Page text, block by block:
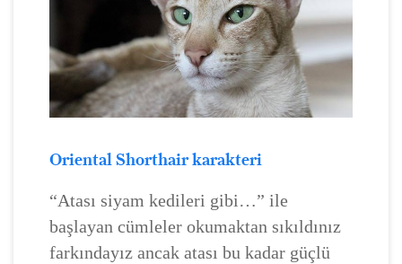
Oriental Shorthair karakteri
“Atası siyam kedileri gibi…” ile
başlayan cümleler okumaktan sıkıldınız
farkındayız ancak atası bu kadar güçlü